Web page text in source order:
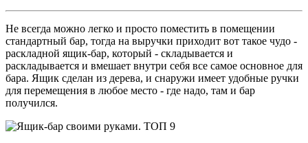
Не всегда можно легко и просто поместить в помещении
стандартный бар, тогда на выручки приходит вот такое чудо -
раскладной ящик-бар, который - складывается и
раскладывается и вмешает внутри себя все самое основное для
бара. Ящик сделан из дерева, и снаружи имеет удобные ручки
для перемещения в любое место - где надо, там и бар
получился.